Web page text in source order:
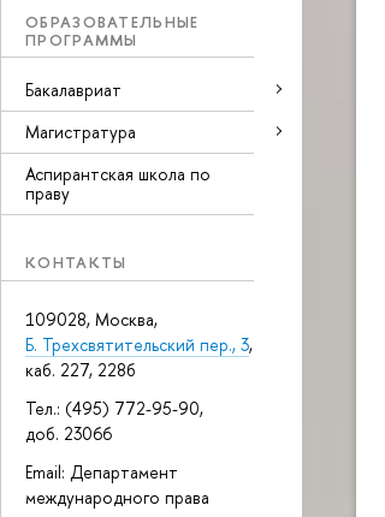
ОБРАЗОВАТЕЛЬНЫЕ
ПРОГРАММЫ
Бакалавриат
Магистратура
Аспирантская школа по
праву
КОНТАКТЫ
109028, Москва,
Б. Трехсвятительский пер., 3,
каб. 227, 228б
Тел.: (495) 772-95-90,
доб. 23066
Email: Департамент
международного права